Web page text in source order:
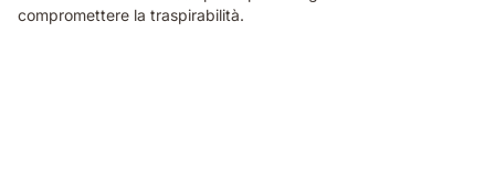
compromettere la traspirabilità.